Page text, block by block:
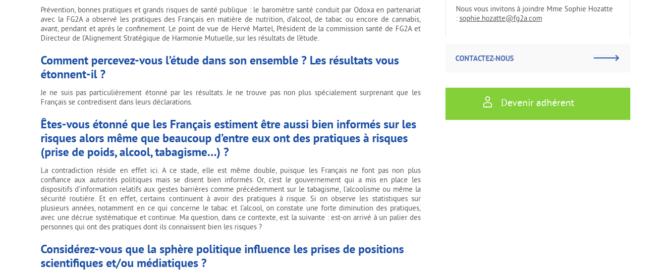
Prévention, bonnes pratiques et grands risques de santé publique : le baromètre santé conduit par Odoxa en partenariat
avec la FG2A a observé les pratiques des Français en matière de nutrition, d’alcool, de tabac ou encore de cannabis,
avant, pendant et après le confinement. Le point de vue de Hervé Martel, Président de la commission santé de FG2A et
Directeur de l’Alignement Stratégique de Harmonie Mutuelle, sur les résultats de l’étude.
Comment percevez-vous l’étude dans son ensemble ? Les résultats vous
étonnent-il ?
Je ne suis pas particulièrement étonné par les résultats. Je ne trouve pas non plus spécialement surprenant que les
Français se contredisent dans leurs déclarations.
Êtes-vous étonné que les Français estiment être aussi bien informés sur les
risques alors même que beaucoup d’entre eux ont des pratiques à risques
(prise de poids, alcool, tabagisme…) ?
La contradiction réside en effet ici. A ce stade, elle est même double, puisque les Français ne font pas non plus
confiance aux autorités politiques mais se disent bien informés. Or, c’est le gouvernement qui a mis en place les
dispositifs d’information relatifs aux gestes barrières comme précédemment sur le tabagisme, l’alcoolisme ou même la
sécurité routière. Et en effet, certains continuent à avoir des pratiques à risque. Si on observe les statistiques sur
plusieurs années, notamment en ce qui concerne le tabac et l’alcool, on constate une forte diminution des pratiques,
avec une décrue systématique et continue. Ma question, dans ce contexte, est la suivante : est-on arrivé à un palier des
personnes qui ont des pratiques dont ils connaissent bien les risques ?
Considérez-vous que la sphère politique influence les prises de positions
scientifiques et/ou médiatiques ?
Nous vous invitons à joindre Mme Sophie Hozatte
:sophie.hozatte@fg2a.com
CONTACTEZ-NOUS
Devenir adhérent